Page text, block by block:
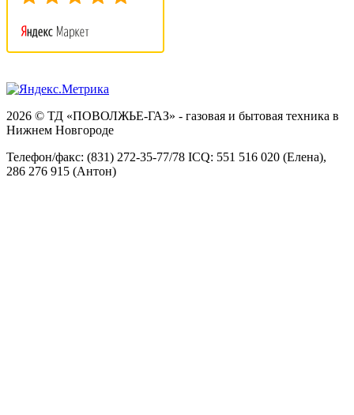
2026 © ТД «ПОВОЛЖЬЕ-ГАЗ» - газовая и бытовая техника в
Нижнем Новгороде
Телефон/факс: (831) 272-35-77/78 ICQ: 551 516 020 (Елена),
286 276 915 (Антон)